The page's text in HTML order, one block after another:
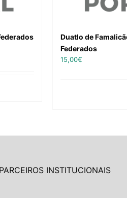
Duatlo de
Federados
15,00€
PARCEIROS INSTITUCIONAIS